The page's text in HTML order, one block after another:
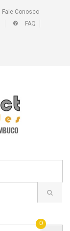
Fale Conosco
FAQ
0